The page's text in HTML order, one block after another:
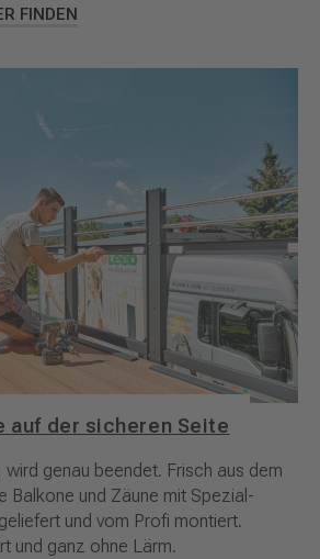
FINDEN
auf der sicheren Seite
genau beendet. Frisch aus dem
Balkone und Zäune mit Spezial-
und vom Profi montiert.
und ganz ohne Lärm.